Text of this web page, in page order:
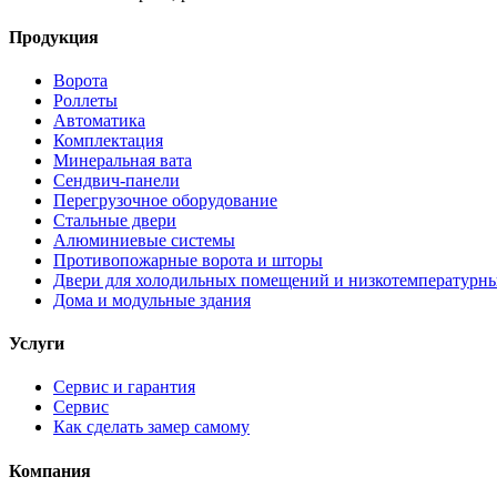
Продукция
Ворота
Роллеты
Автоматика
Комплектация
Минеральная вата
Сендвич-панели
Перегрузочное оборудование
Стальные двери
Алюминиевые системы
Противопожарные ворота и шторы
Двери для холодильных помещений и
Дома и модульные здания
Услуги
Сервис и гарантия
Сервис
Как сделать замер самому
Компания